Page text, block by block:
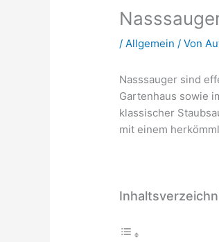
/Allgemein / Von
Nasssauger sind
Gartenhaus sowie
klassischer
mit einem